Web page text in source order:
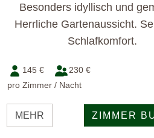
Besonders idyllisch und
Herrliche Gartenaussicht.
Schlafkomfort.
145 €
230 €
pro Zimmer / Nacht
MEHR ZIMMER